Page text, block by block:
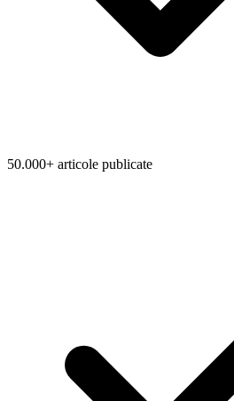
50.000+ articole publicate